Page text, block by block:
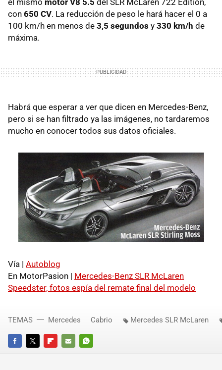
con 650 CV. La reducción de peso le hará hacer el 0 a
100 km/h en menos de 3,5 segundos y 330 km/h de
máxima.
Habrá que esperar a ver que dicen en Mercedes-Benz,
pero si se han filtrado ya las imágenes, no tardaremos
mucho en conocer todos sus datos oficiales.
Vía | Autoblog
En MotorPasion | Mercedes-Benz SLR McLaren
Speedster, fotos espía del remate final del modelo
FACEBOOKTWITTERFLIPBOARD
E-
WHATSAPP
TEMAS Mercedes Cabrio Mercedes SLR McLaren